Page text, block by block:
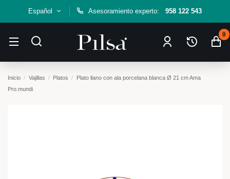
Español Asesoramiento experto: 958 122 543
0
Inicio Vajillas Platos
Plato llano con ala porcelana blanca Ø 21 cm Ama
Pro.mundi